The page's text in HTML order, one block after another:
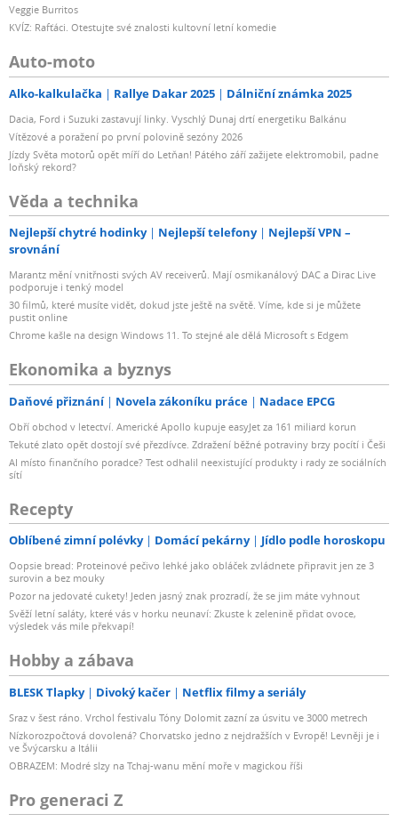
Veggie Burritos
KVÍZ: Rafťáci. Otestujte své znalosti kultovní letní komedie
Auto-moto
Alko-kalkulačka Rallye Dakar 2025 Dálniční známka 2025
Dacia, Ford i Suzuki zastavují linky. Vyschlý Dunaj drtí energetiku Balkánu
Vítězové a poražení po první polovině sezóny 2026
Jízdy Světa motorů opět míří do Letňan! Pátého září zažijete elektromobil, padne
loňský rekord?
Věda a technika
Nejlepší chytré hodinky Nejlepší telefony
Nejlepší VPN –
srovnání
Marantz mění vnitřnosti svých AV receiverů. Mají osmikanálový DAC a Dirac Live
podporuje i tenký model
30 filmů, které musíte vidět, dokud jste ještě na světě. Víme, kde si je můžete
pustit online
Chrome kašle na design Windows 11. To stejné ale dělá Microsoft s Edgem
Ekonomika a byznys
Daňové přiznání Novela zákoníku práce Nadace EPCG
Obří obchod v letectví. Americké Apollo kupuje easyJet za 161 miliard korun
Tekuté zlato opět dostojí své přezdívce. Zdražení běžné potraviny brzy pocítí i Češi
AI místo finančního poradce? Test odhalil neexistující produkty i rady ze sociálních
sítí
Recepty
Oblíbené zimní polévky Domácí pekárny Jídlo podle horoskopu
Oopsie bread: Proteinové pečivo lehké jako obláček zvládnete připravit jen ze 3
surovin a bez mouky
Pozor na jedovaté cukety! Jeden jasný znak prozradí, že se jim máte vyhnout
Svěží letní saláty, které vás v horku neunaví: Zkuste k zelenině přidat ovoce,
výsledek vás mile překvapí!
Hobby a zábava
BLESK Tlapky Divoký kačer Netflix filmy a seriály
Sraz v šest ráno. Vrchol festivalu Tóny Dolomit zazní za úsvitu ve 3000 metrech
Nízkorozpočtová dovolená? Chorvatsko jedno z nejdražších v Evropě! Levněji je i
ve Švýcarsku a Itálii
OBRAZEM: Modré slzy na Tchaj-wanu mění moře v magickou říši
Pro generaci Z